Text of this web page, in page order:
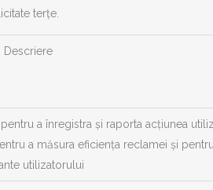
terțe.
Descriere
a înregistra și raporta acțiunea
a măsura eficiența reclamei și
utilizatorului